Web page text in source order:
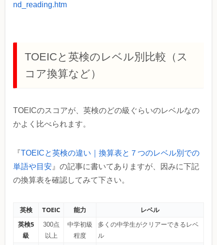
nd_reading.htm
TOEICと英検のレベル別比較（ス
コア換算など）
TOEICのスコアが、英検のどの級ぐらいのレベルなの
かよく比べられます。
『TOEICと英検の違い｜換算表と７つのレベル別での
単語や目安 』の記事に書いてありますが、因みに下記
の換算表を確認してみて下さい。
英検 TOEIC 能力
レベル
英検5
級
300点
以上
中学初級
程度
多くの中学生がクリアーできるレベ
ル